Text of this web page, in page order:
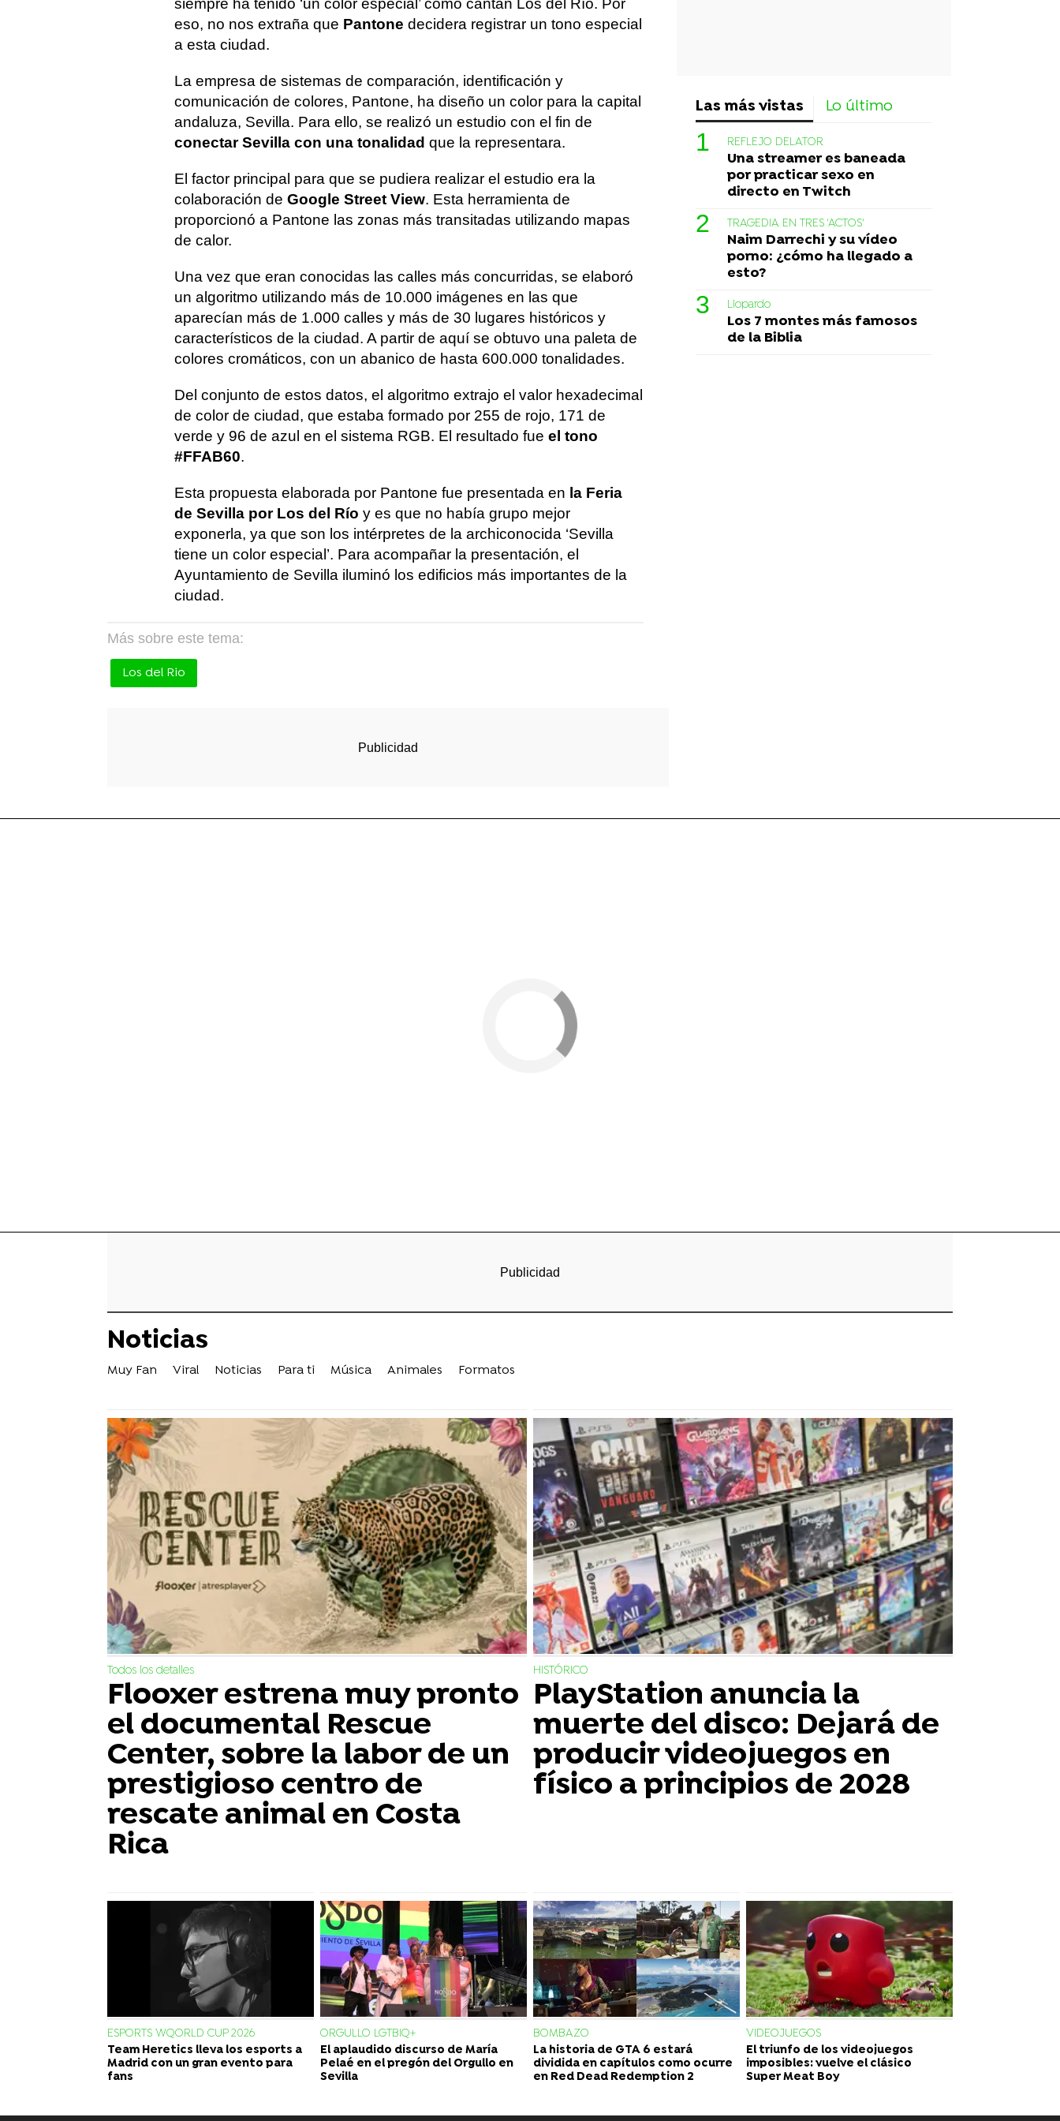
siempre ha tenido ‘un color especial’ como cantan Los del Río. Por
eso, no nos extraña que Pantone decidera registrar un tono especial
a esta ciudad.
La empresa de sistemas de comparación, identificación y
comunicación de colores, Pantone, ha diseño un color para la capital
andaluza, Sevilla. Para ello, se realizó un estudio con el fin de
conectar Sevilla con una tonalidad que la representara.
El factor principal para que se pudiera realizar el estudio era la
colaboración de Google Street View. Esta herramienta de
proporcionó a Pantone las zonas más transitadas utilizando mapas
de calor.
Una vez que eran conocidas las calles más concurridas, se elaboró
un algoritmo utilizando más de 10.000 imágenes en las que
aparecían más de 1.000 calles y más de 30 lugares históricos y
característicos de la ciudad. A partir de aquí se obtuvo una paleta de
colores cromáticos, con un abanico de hasta 600.000 tonalidades.
Del conjunto de estos datos, el algoritmo extrajo el valor hexadecimal
de color de ciudad, que estaba formado por 255 de rojo, 171 de
verde y 96 de azul en el sistema RGB. El resultado fue el tono
#FFAB60.
Esta propuesta elaborada por Pantone fue presentada en la Feria
de Sevilla por Los del Río y es que no había grupo mejor
exponerla, ya que son los intérpretes de la archiconocida ‘Sevilla
tiene un color especial’. Para acompañar la presentación, el
Ayuntamiento de Sevilla iluminó los edificios más importantes de la
ciudad.
Más sobre este tema:
Los del Rio
Las más vistas Lo último
REFLEJO DELATOR
Una streamer es baneada
por practicar sexo en
directo en Twitch
TRAGEDIA EN TRES 'ACTOS'
Naim Darrechi y su vídeo
porno: ¿cómo ha llegado a
esto?
Liopardo
Los 7 montes más famosos
de la Biblia
Noticias
Muy Fan Viral Noticias Para ti Música Animales Formatos
Todos los detalles
Flooxer estrena muy pronto
el documental Rescue
Center, sobre la labor de un
prestigioso centro de
rescate animal en Costa
Rica
HISTÓRICO
PlayStation anuncia la
muerte del disco: Dejará de
producir videojuegos en
físico a principios de 2028
ESPORTS WQORLD CUP 2026
Team Heretics lleva los esports a
Madrid con un gran evento para
fans
ORGULLO LGTBIQ+
El aplaudido discurso de María
Pelaé en el pregón del Orgullo en
Sevilla
BOMBAZO
La historia de GTA 6 estará
dividida en capítulos como ocurre
en Red Dead Redemption 2
VIDEOJUEGOS
El triunfo de los videojuegos
imposibles: vuelve el clásico
Super Meat Boy